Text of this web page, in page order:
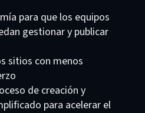
para que los equipos
gestionar y publicar
sitios con menos
de creación y
para acelerar el